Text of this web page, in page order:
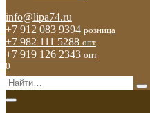
info@lipa74.ru
+7 912 083 9394 розница
+7 982 111 5288 опт
+7 919 126 2343 опт
0
Search
for: